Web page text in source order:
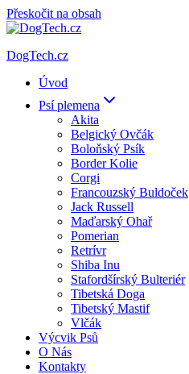
Přeskočit na obsah
DogTech.cz
Úvod
Psí plemena
Akita
Belgický Ovčák
Boloňský Psík
Border Kolie
Corgi
Francouzský Buldoček
Jack Russell
Maďarský Ohař
Pomerian
Retrívr
Shiba Inu
Stafordšírský Bulteriér
Tibetská Doga
Tibetský Mastif
Vlčák
Výcvik Psů
O Nás
Kontakty